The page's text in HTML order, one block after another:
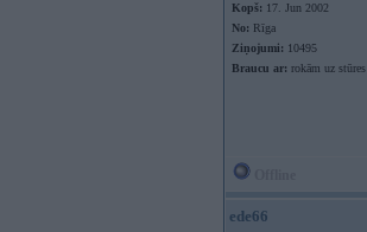
Kopš: 17. Jun 2002
No: Rīga
Ziņojumi: 10495
Braucu ar: rokām uz stūres
ede66